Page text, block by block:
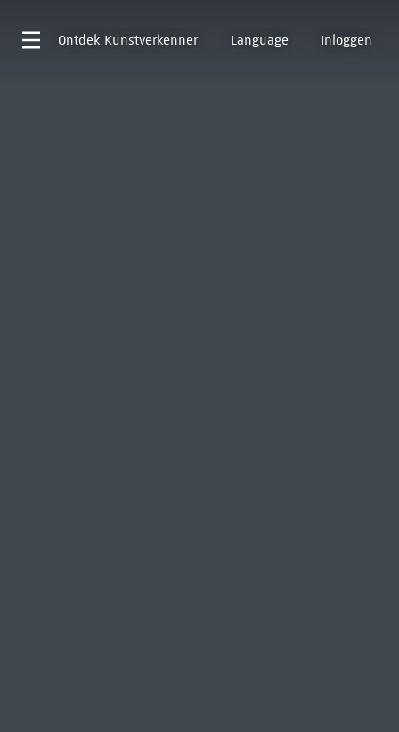
Ontdek Kunstverkenner Language Inloggen